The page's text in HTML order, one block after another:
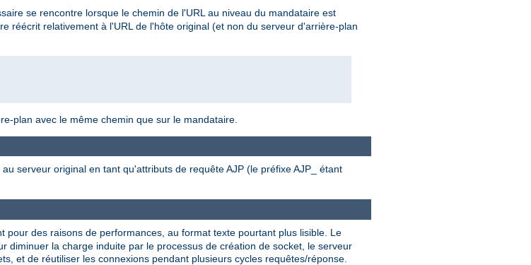
se rencontre lorsque le chemin de l'URL au niveau du mandataire est
réécrit relativement à l'URL de l'hôte original (et non du serveur d'arrière-plan
plan avec le même chemin que sur le mandataire.
serveur original en tant qu'attributs de requête AJP (le préfixe AJP_ étant
des raisons de performances, au format texte pourtant plus lisible. Le
diminuer la charge induite par le processus de création de socket, le serveur
et de réutiliser les connexions pendant plusieurs cycles requêtes/réponse.